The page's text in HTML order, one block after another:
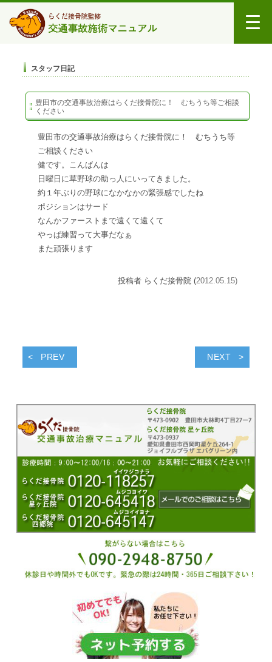
スタッフ日記
豊田市の交通事故治療はらくだ接骨院に！ むちうち等ご相談
ください
豊田市の交通事故治療はらくだ接骨院に！ むちうち等
ご相談ください
健です。こんばんは
日曜日に草野球の助っ人にいってきました。
約１年ぶりの野球になかなかの緊張感でしたね
ポジションはサード
なんかファーストまで遠くて遠くて
やっぱ練習って大事だなぁ
また頑張ります
投稿者 らくだ接骨院 (2012.05.15)
PREV NEXT